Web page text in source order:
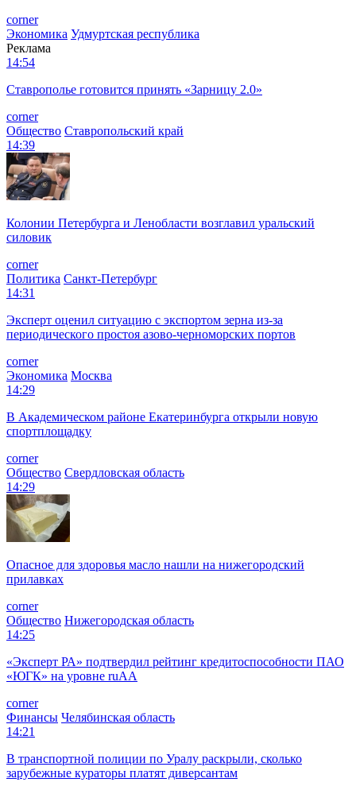
corner
Экономика Удмуртская республика
Реклама
14:54
Ставрополье готовится принять «Зарницу 2.0»
corner
Общество Ставропольский край
14:39
Колонии Петербурга и Ленобласти возглавил уральский
силовик
corner
Политика Санкт-Петербург
14:31
Эксперт оценил ситуацию с экспортом зерна из-за
периодического простоя азово-черноморских портов
corner
Экономика Москва
14:29
В Академическом районе Екатеринбурга открыли новую
спортплощадку
corner
Общество Свердловская область
14:29
Опасное для здоровья масло нашли на нижегородский
прилавках
corner
Общество Нижегородская область
14:25
«Эксперт РА» подтвердил рейтинг кредитоспособности ПАО
«ЮГК» на уровне ruAА
corner
Финансы Челябинская область
14:21
В транспортной полиции по Уралу раскрыли, сколько
зарубежные кураторы платят диверсантам